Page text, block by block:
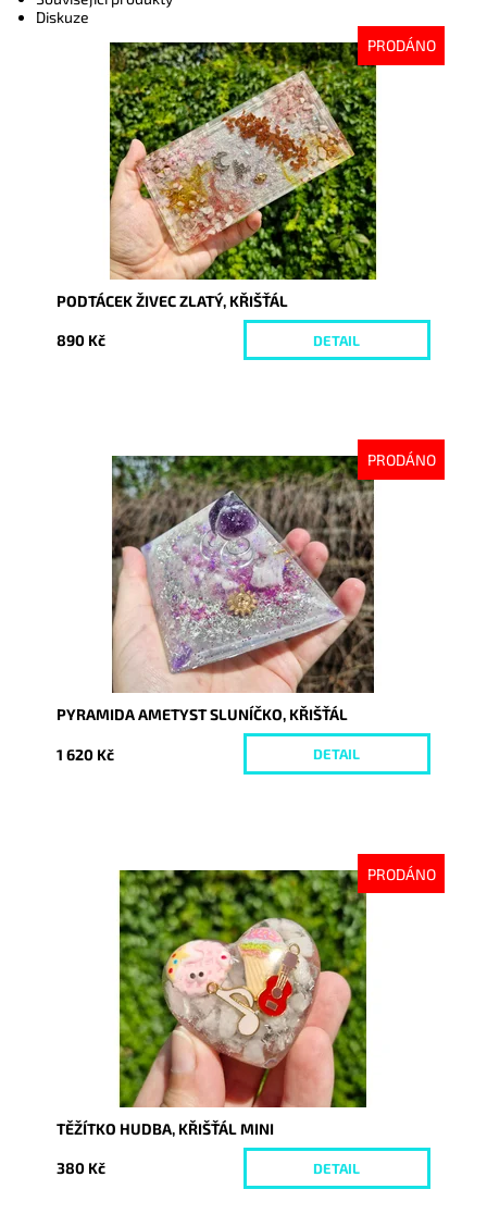
Diskuze
PRODÁNO
Dostupnost:
Vyprodáno
10318
PODTÁCEK ŽIVEC ZLATÝ, KŘIŠŤÁL
890 Kč DETAIL
PRODÁNO
Dostupnost:
Vyprodáno
10230
PYRAMIDA AMETYST SLUNÍČKO, KŘIŠŤÁL
1 620 Kč DETAIL
PRODÁNO
Dostupnost:
Vyprodáno
10314
TĚŽÍTKO HUDBA, KŘIŠŤÁL MINI
380 Kč DETAIL